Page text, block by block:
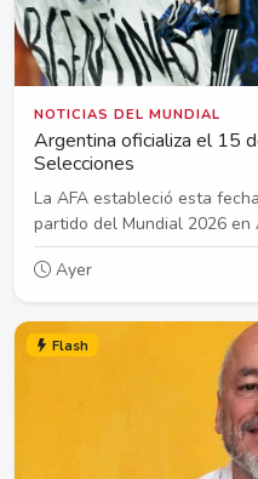
NOTICIAS DEL MUNDIAL
Argentina oficializa el 15
Selecciones
La AFA estableció esta
partido del Mundial 2026 en
Ayer
Flash